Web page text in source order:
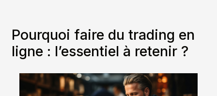
Pourquoi faire du trading en
ligne : l’essentiel à retenir ?